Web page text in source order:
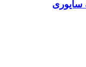
سایوری